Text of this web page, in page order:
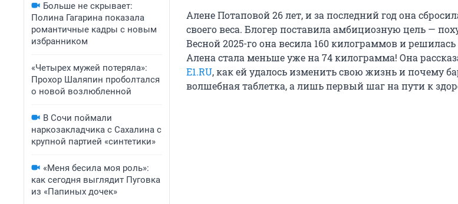
Больше не скрывает:
Полина Гагарина показала
романтичные кадры с новым
избранником
«Четырех мужей потеряла»:
Прохор Шаляпин проболтался
о новой возлюбленной
В Сочи поймали
наркозакладчика с Сахалина с
крупной партией «синтетики»
«Меня бесила моя роль»:
как сегодня выглядит Пуговка
из «Папиных дочек»
Алене Потаповой 26 лет, и за последний год она
своего веса. Блогер поставила амбициозную цель —
Весной 2025-го она весила 160килограммов и решилась
Алена стала меньше уже на 74килограмма! Она
E1.RU, как ей удалось изменить свою жизнь и почему
волшебная таблетка, а лишь первый шаг на пути к